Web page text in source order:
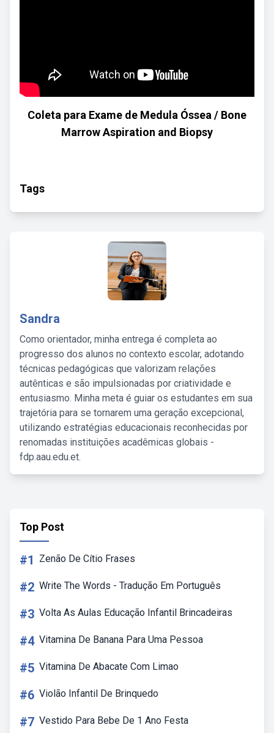
Coleta para Exame de Medula Óssea / Bone
Marrow Aspiration and Biopsy
Tags
Sandra
Como orientador, minha entrega é completa ao
progresso dos alunos no contexto escolar, adotando
técnicas pedagógicas que valorizam relações
autênticas e são impulsionadas por criatividade e
entusiasmo. Minha meta é guiar os estudantes em sua
trajetória para se tornarem uma geração excepcional,
utilizando estratégias educacionais reconhecidas por
renomadas instituições acadêmicas globais -
fdp.aau.edu.et.
Top Post
#1 Zenão De Cítio Frases
#2 Write The Words - Tradução Em Português
#3 Volta As Aulas Educação Infantil Brincadeiras
#4 Vitamina De Banana Para Uma Pessoa
#5 Vitamina De Abacate Com Limao
#6 Violão Infantil De Brinquedo
#7 Vestido Para Bebe De 1 Ano Festa